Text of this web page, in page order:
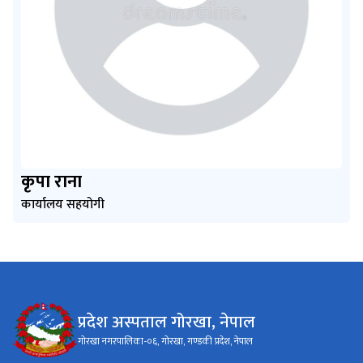
कृपा राना
कार्यालय सहयोगी
प्रदेश अस्पताल गोरखा, नेपाल
गोरखा नगरपालिका-०६, गोरखा, गण्डकी प्रदेश, नेपाल